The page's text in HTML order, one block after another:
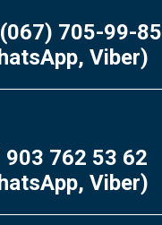
705-99-85
Viber)
903 762 53 62
Viber)